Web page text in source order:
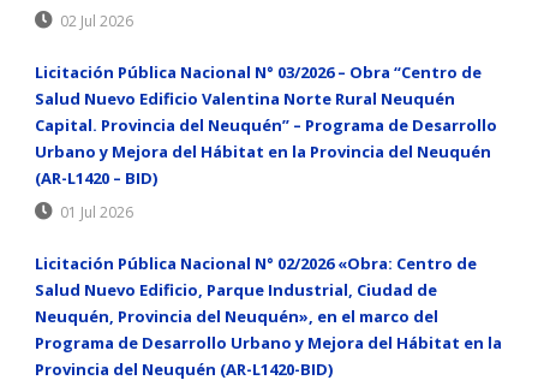
02 Jul 2026
Licitación Pública Nacional N° 03/2026 – Obra “Centro de
Salud Nuevo Edificio Valentina Norte Rural Neuquén
Capital. Provincia del Neuquén” – Programa de Desarrollo
Urbano y Mejora del Hábitat en la Provincia del Neuquén
(AR-L1420 – BID)
01 Jul 2026
Licitación Pública Nacional N° 02/2026 «Obra: Centro de
Salud Nuevo Edificio, Parque Industrial, Ciudad de
Neuquén, Provincia del Neuquén», en el marco del
Programa de Desarrollo Urbano y Mejora del Hábitat en la
Provincia del Neuquén (AR-L1420-BID)